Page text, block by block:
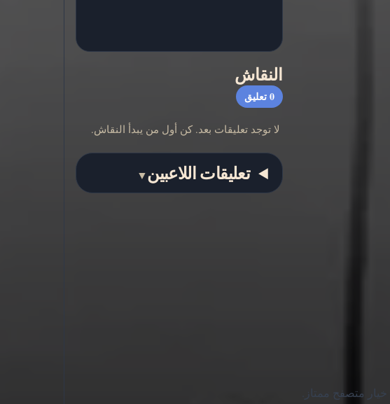
إذا كنت تحب ألعاب المحاكاة الأونلاين الفوضوية مع تقدم القاعدة وتوتر الغارات وأسلوب meme القوي، فإن Rob Brainrot 2 خيار متصفح ممتاز.
النقاش
0 تعليق
لا توجد تعليقات بعد. كن أول من يبدأ النقاش.
تعليقات اللاعبين▼